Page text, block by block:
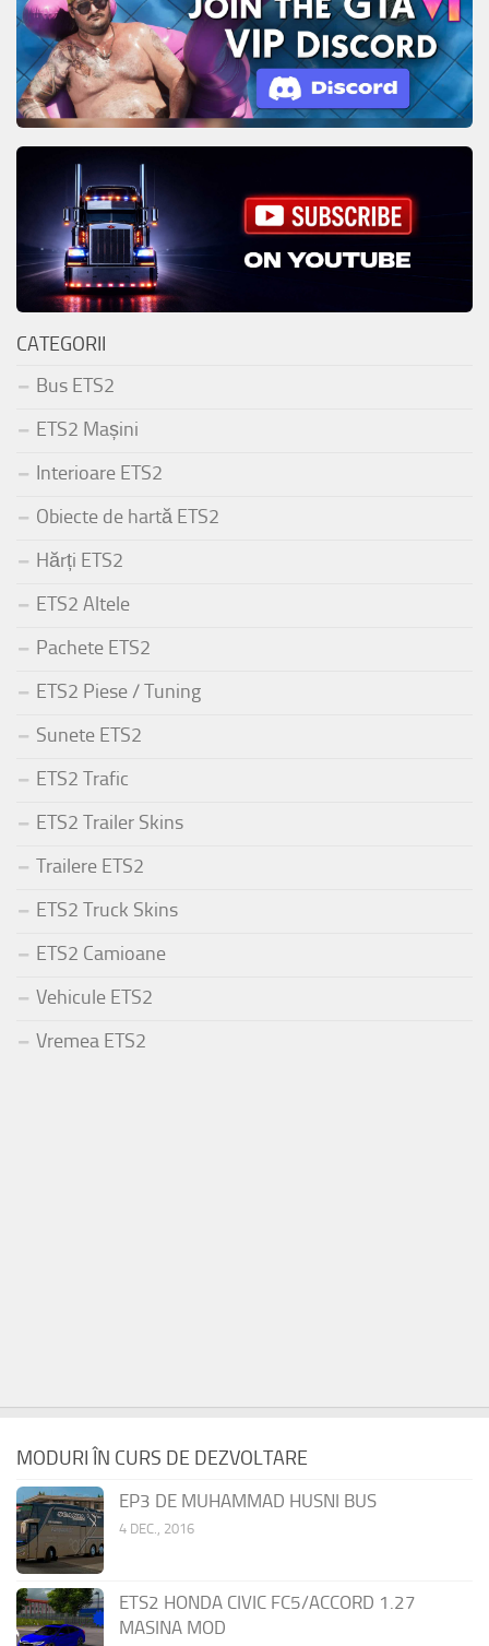
CATEGORII
Bus ETS2
ETS2 Mașini
Interioare ETS2
Obiecte de hartă ETS2
Hărți ETS2
ETS2 Altele
Pachete ETS2
ETS2 Piese / Tuning
Sunete ETS2
ETS2 Trafic
ETS2 Trailer Skins
Trailere ETS2
ETS2 Truck Skins
ETS2 Camioane
Vehicule ETS2
Vremea ETS2
MODURI ÎN CURS DE DEZVOLTARE
EP3 DE MUHAMMAD HUSNI BUS
4 DEC., 2016
ETS2 HONDA CIVIC FC5/ACCORD 1.27
MASINA MOD